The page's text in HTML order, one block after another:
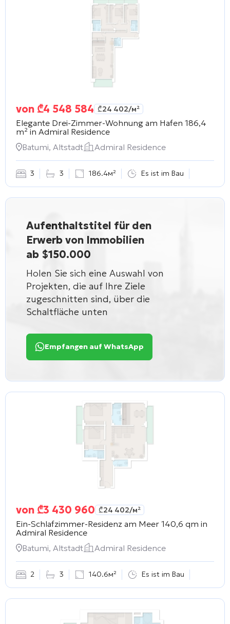
von ₾4 548 584 ₾24 402/м²
Elegante Drei-Zimmer-Wohnung am Hafen 186,4
m² in Admiral Residence
Batumi, Altstadt
Admiral Residence
3 3 186.4м² Es ist im Bau
Aufenthaltstitel für den
Erwerb von Immobilien
ab $150.000
Holen Sie sich eine Auswahl von
Projekten, die auf Ihre Ziele
zugeschnitten sind, über die
Schaltfläche unten
Empfangen auf WhatsApp
von ₾3 430 960 ₾24 402/м²
Ein-Schlafzimmer-Residenz am Meer 140,6 qm in
Admiral Residence
Batumi, Altstadt
Admiral Residence
2 3 140.6м² Es ist im Bau